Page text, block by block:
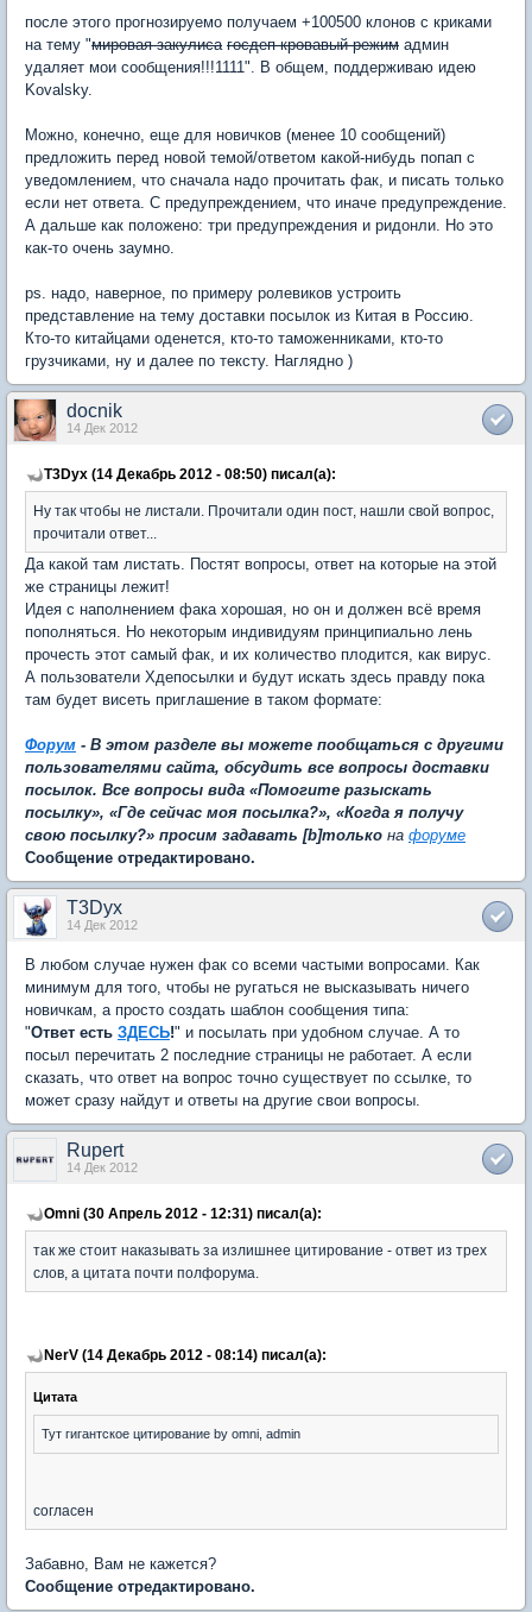
после этого прогнозируемо получаем +100500 клонов с криками
на тему "мировая закулиса госдеп кровавый режим админ
удаляет мои сообщения!!!1111". В общем, поддерживаю идею
Kovalsky.
Можно, конечно, еще для новичков (менее 10 сообщений)
предложить перед новой темой/ответом какой-нибудь попап с
уведомлением, что сначала надо прочитать фак, и писать только
если нет ответа. С предупреждением, что иначе предупреждение.
А дальше как положено: три предупреждения и ридонли. Но это
как-то очень заумно.
ps. надо, наверное, по примеру ролевиков устроить
представление на тему доставки посылок из Китая в Россию.
Кто-то китайцами оденется, кто-то таможенниками, кто-то
грузчиками, ну и далее по тексту. Наглядно )
docnik
14 Дек 2012
T3Dyx (14 Декабрь 2012 - 08:50) писал(а):
Ну так чтобы не листали. Прочитали один пост, нашли свой вопрос,
прочитали ответ...
Да какой там листать. Постят вопросы, ответ на которые на этой
же страницы лежит!
Идея с наполнением фака хорошая, но он и должен всё время
пополняться. Но некоторым индивидуям принципиально лень
прочесть этот самый фак, и их количество плодится, как вирус.
А пользователи Хдепосылки и будут искать здесь правду пока
там будет висеть приглашение в таком формате:
Форум - В этом разделе вы можете пообщаться с другими
пользователями сайта, обсудить все вопросы доставки
посылок. Все вопросы вида «Помогите разыскать
посылку», «Где сейчас моя посылка?», «Когда я получу
свою посылку?» просим задавать [b]только на форуме
Сообщение отредактировано.
T3Dyx
14 Дек 2012
В любом случае нужен фак со всеми частыми вопросами. Как
минимум для того, чтобы не ругаться не высказывать ничего
новичкам, а просто создать шаблон сообщения типа:
"Ответ есть ЗДЕСЬ!" и посылать при удобном случае. А то
посыл перечитать 2 последние страницы не работает. А если
сказать, что ответ на вопрос точно существует по ссылке, то
может сразу найдут и ответы на другие свои вопросы.
Rupert
14 Дек 2012
Omni (30 Апрель 2012 - 12:31) писал(а):
так же стоит наказывать за излишнее цитирование - ответ из трех
слов, а цитата почти полфорума.
NerV (14 Декабрь 2012 - 08:14) писал(а):
Цитата
Тут гигантское цитирование by omni, admin
согласен
Забавно, Вам не кажется?
Сообщение отредактировано.